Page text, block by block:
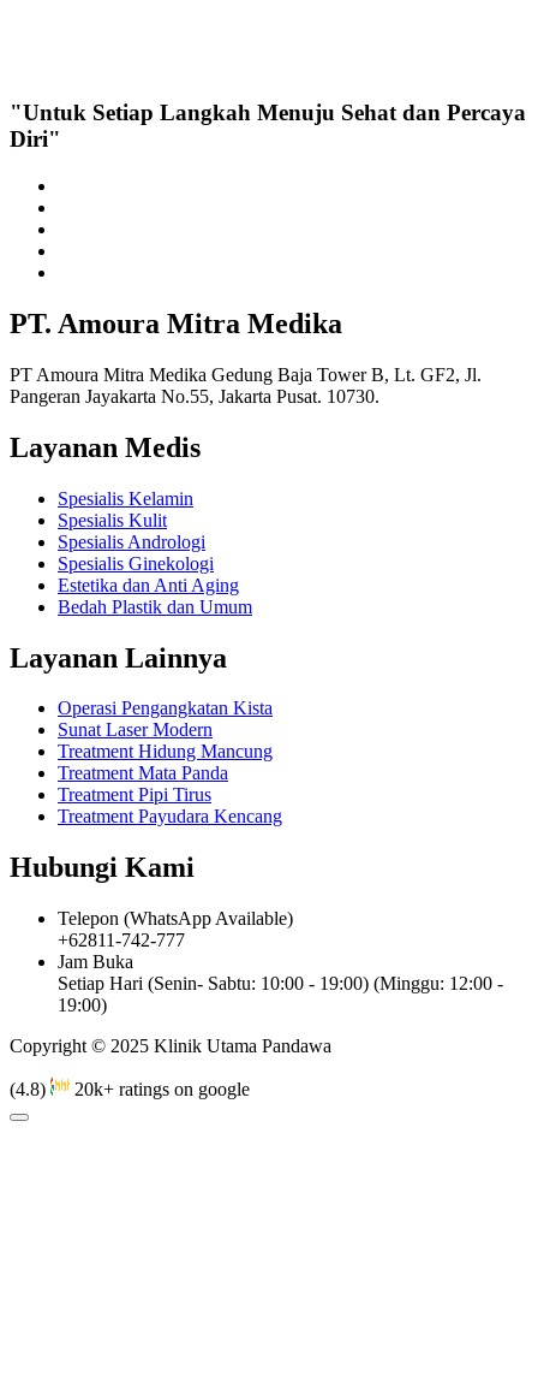
"Untuk Setiap Langkah Menuju Sehat dan Percaya
Diri"
PT. Amoura Mitra Medika
PT Amoura Mitra Medika Gedung Baja Tower B, Lt. GF2, Jl.
Pangeran Jayakarta No.55, Jakarta Pusat. 10730.
Layanan Medis
Spesialis Kelamin
Spesialis Kulit
Spesialis Andrologi
Spesialis Ginekologi
Estetika dan Anti Aging
Bedah Plastik dan Umum
Layanan Lainnya
Operasi Pengangkatan Kista
Sunat Laser Modern
Treatment Hidung Mancung
Treatment Mata Panda
Treatment Pipi Tirus
Treatment Payudara Kencang
Hubungi Kami
Telepon (WhatsApp Available)
+62811-742-777
Jam Buka
Setiap Hari (Senin- Sabtu: 10:00 - 19:00) (Minggu: 12:00 -
19:00)
Copyright © 2025 Klinik Utama Pandawa
(4.8) 20k+ ratings on google